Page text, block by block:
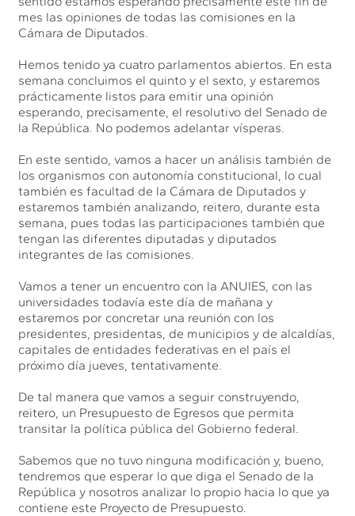
mes las opiniones de todas las comisiones en la
Cámara de Diputados.
Hemos tenido ya cuatro parlamentos abiertos. En esta
semana concluimos el quinto y el sexto, y estaremos
prácticamente listos para emitir una opinión
esperando, precisamente, el resolutivo del Senado de
la República. No podemos adelantar vísperas.
En este sentido, vamos a hacer un análisis también de
los organismos con autonomía constitucional, lo cual
también es facultad de la Cámara de Diputados y
estaremos también analizando, reitero, durante esta
semana, pues todas las participaciones también que
tengan las diferentes diputadas y diputados
integrantes de las comisiones.
Vamos a tener un encuentro con la ANUIES, con las
universidades todavía este día de mañana y
estaremos por concretar una reunión con los
presidentes, presidentas, de municipios y de alcaldías,
capitales de entidades federativas en el país el
próximo día jueves, tentativamente.
De tal manera que vamos a seguir construyendo,
reitero, un Presupuesto de Egresos que permita
transitar la política pública del Gobierno federal.
Sabemos que no tuvo ninguna modificación y, bueno,
tendremos que esperar lo que diga el Senado de la
República y nosotros analizar lo propio hacia lo que ya
contiene este Proyecto de Presupuesto.